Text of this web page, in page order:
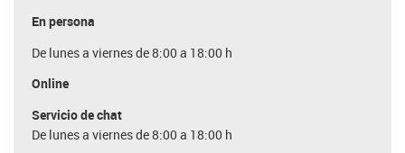
En persona
De lunes a viernes de 8:00 a 18:00 h
Online
Servicio de chat
De lunes a viernes de 8:00 a 18:00 h